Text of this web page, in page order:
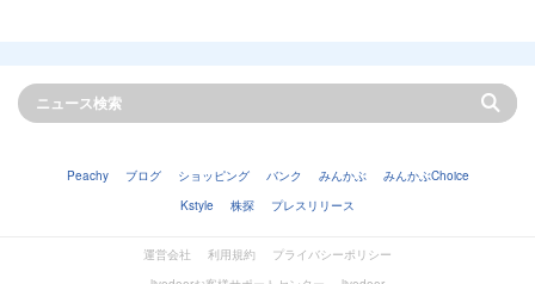
Peachy ブログ ショッピング バンク みんかぶ
みんかぶChoice
Kstyle
株探 プレスリリース
運営会社 利用規約
プライバシーポリシー